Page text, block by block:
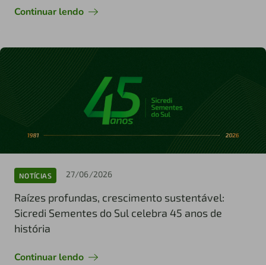
Continuar lendo
NOTÍCIAS 27/06/2026
Raízes profundas, crescimento sustentável:
Sicredi Sementes do Sul celebra 45 anos de
história
Continuar lendo